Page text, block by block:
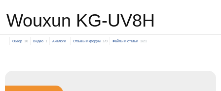
Wouxun KG-UV8H
Обзор 10 Видео 1 Аналоги Отзывы и форум 1/0 Файлы и статьи 1/21